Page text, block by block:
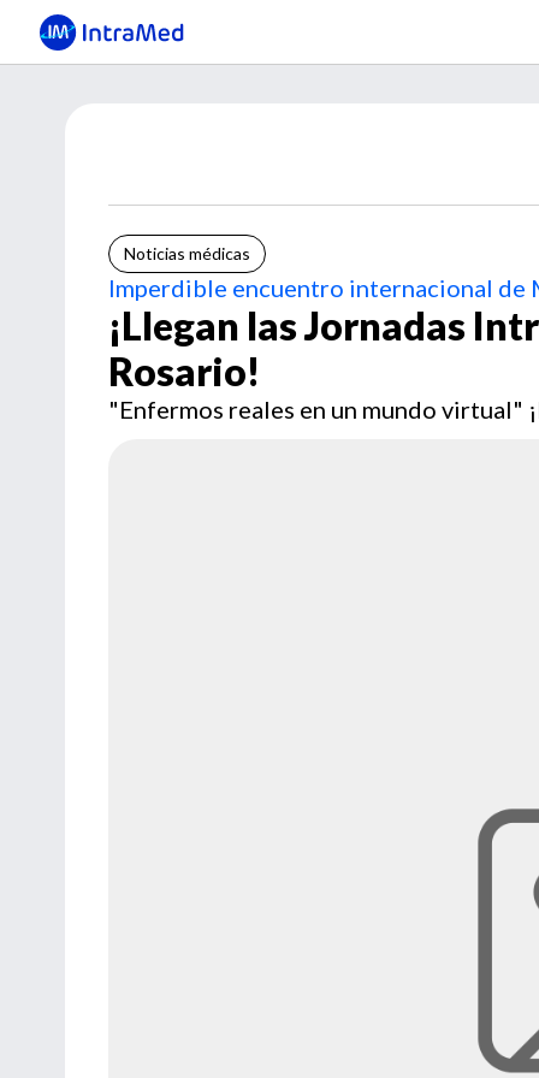
Noticias médicas
Imperdible encuentro internacional de
¡Llegan las Jornadas
Rosario!
"Enfermos reales en un mundo virtual"